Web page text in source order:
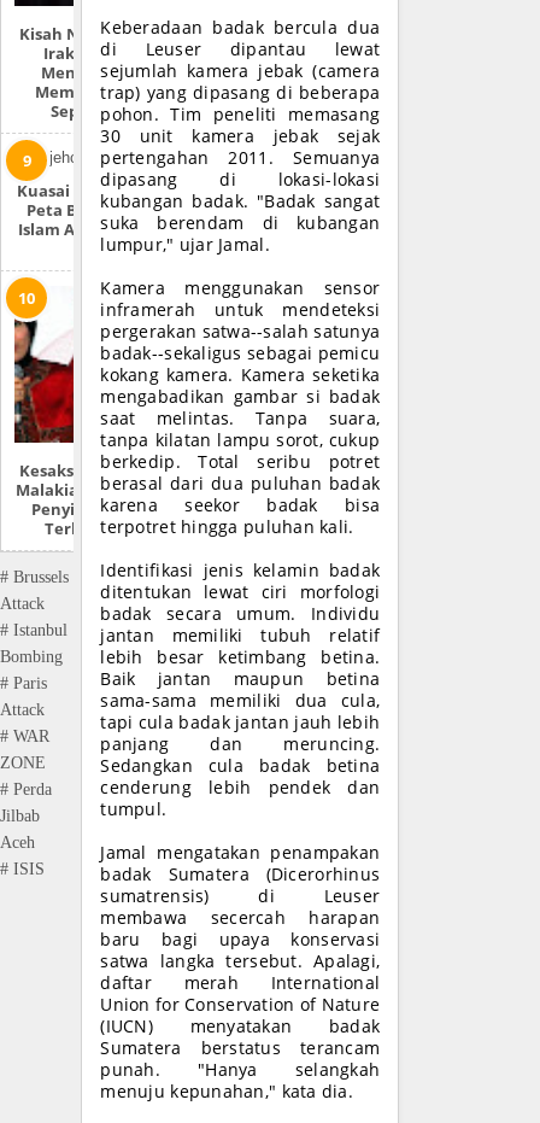
Kisah Nyata Perang
Irak: “Mereka
Menyiksa Dan
Memperkosaku
Seperti Ini!”
Kuasai Dunia, Inilah
Peta Baru Daulah
Islam Atau ISIS Pada
2020
Kesaksian Sandrina
Malakiano | Mantan
Penyiar MetroTV
Terkait Jilbab
# Brussels
Attack
# Istanbul
Bombing
# Paris
Attack
# WAR
ZONE
# Perda
Jilbab
Aceh
# ISIS
Keberadaan badak bercula dua
di Leuser dipantau lewat
sejumlah kamera jebak (camera
trap) yang dipasang di beberapa
pohon. Tim peneliti memasang
30 unit kamera jebak sejak
pertengahan 2011. Semuanya
dipasang di lokasi-lokasi
kubangan badak. "Badak sangat
suka berendam di kubangan
lumpur," ujar Jamal.
Kamera menggunakan sensor
inframerah untuk mendeteksi
pergerakan satwa--salah satunya
badak--sekaligus sebagai pemicu
kokang kamera. Kamera seketika
mengabadikan gambar si badak
saat melintas. Tanpa suara,
tanpa kilatan lampu sorot, cukup
berkedip. Total seribu potret
berasal dari dua puluhan badak
karena seekor badak bisa
terpotret hingga puluhan kali.
Identifikasi jenis kelamin badak
ditentukan lewat ciri morfologi
badak secara umum. Individu
jantan memiliki tubuh relatif
lebih besar ketimbang betina.
Baik jantan maupun betina
sama-sama memiliki dua cula,
tapi cula badak jantan jauh lebih
panjang dan meruncing.
Sedangkan cula badak betina
cenderung lebih pendek dan
tumpul.
Jamal mengatakan penampakan
badak Sumatera (Dicerorhinus
sumatrensis) di Leuser
membawa secercah harapan
baru bagi upaya konservasi
satwa langka tersebut. Apalagi,
daftar merah International
Union for Conservation of Nature
(IUCN) menyatakan badak
Sumatera berstatus terancam
punah. "Hanya selangkah
menuju kepunahan," kata dia.